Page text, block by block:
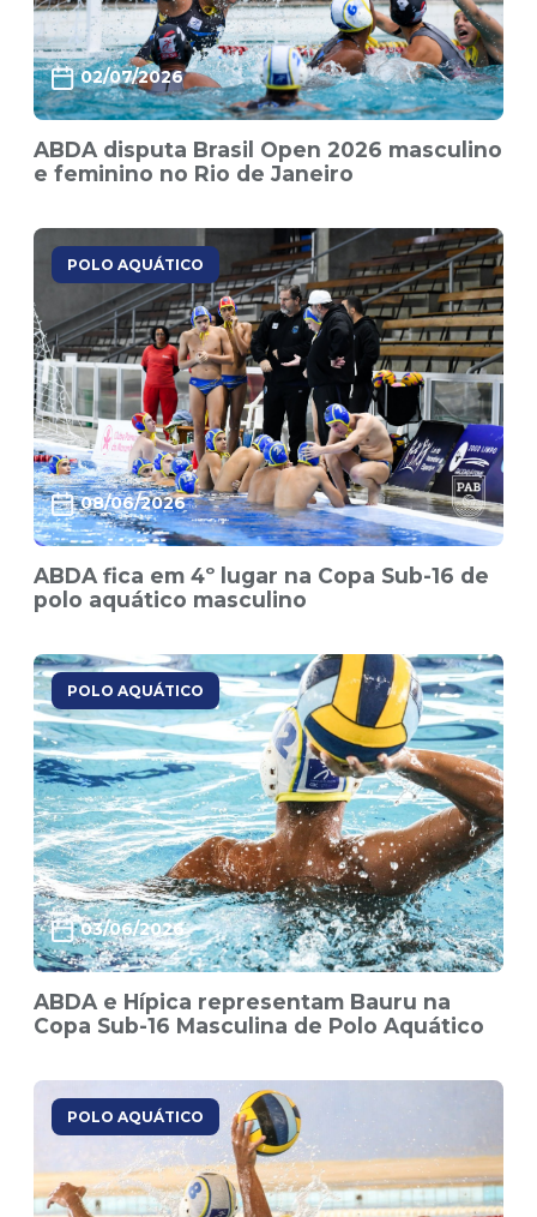
02/07/2026
ABDA disputa Brasil Open 2026 masculino
e feminino no Rio de Janeiro
POLO AQUÁTICO
08/06/2026
ABDA fica em 4º lugar na Copa Sub-16 de
polo aquático masculino
POLO AQUÁTICO
03/06/2026
ABDA e Hípica representam Bauru na
Copa Sub-16 Masculina de Polo Aquático
POLO AQUÁTICO